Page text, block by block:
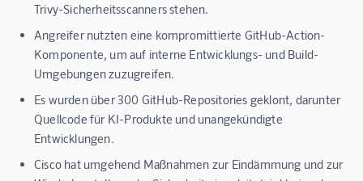
Trivy-Sicherheitsscanners stehen.
Angreifer nutzten eine kompromittierte GitHub-Action-
Komponente, um auf interne Entwicklungs- und Build-
Umgebungen zuzugreifen.
Es wurden über 300 GitHub-Repositories geklont, darunter
Quellcode für KI-Produkte und unangekündigte
Entwicklungen.
Cisco hat umgehend Maßnahmen zur Eindämmung und zur